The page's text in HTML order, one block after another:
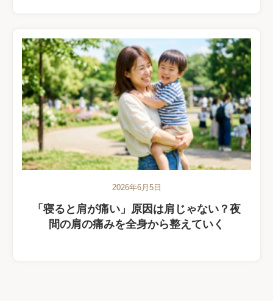
2026年6月5日
「寝ると肩が痛い」原因は肩じゃない？夜
間の肩の痛みを全身から整えていく